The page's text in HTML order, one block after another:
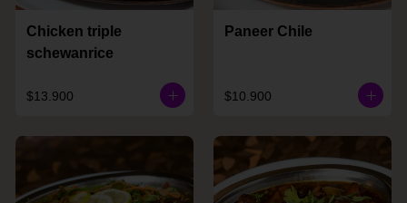
Chicken triple
schewanrice
$13.900
Paneer Chile
$10.900